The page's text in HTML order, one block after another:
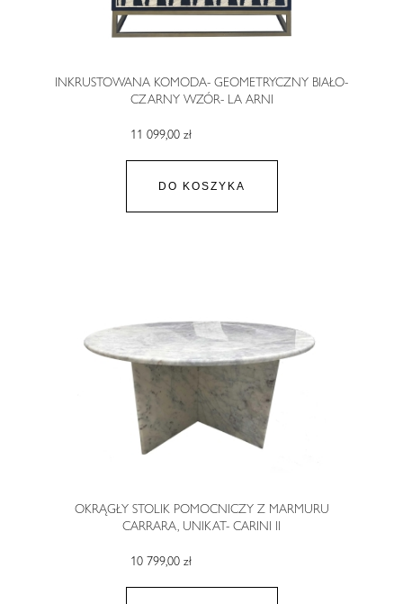
INKRUSTOWANA KOMODA- GEOMETRYCZNY BIAŁO-
CZARNY WZÓR- LA ARNI
11 099,00 zł
DO KOSZYKA
OKRĄGŁY STOLIK POMOCNICZY Z MARMURU
CARRARA, UNIKAT- CARINI II
10 799,00 zł